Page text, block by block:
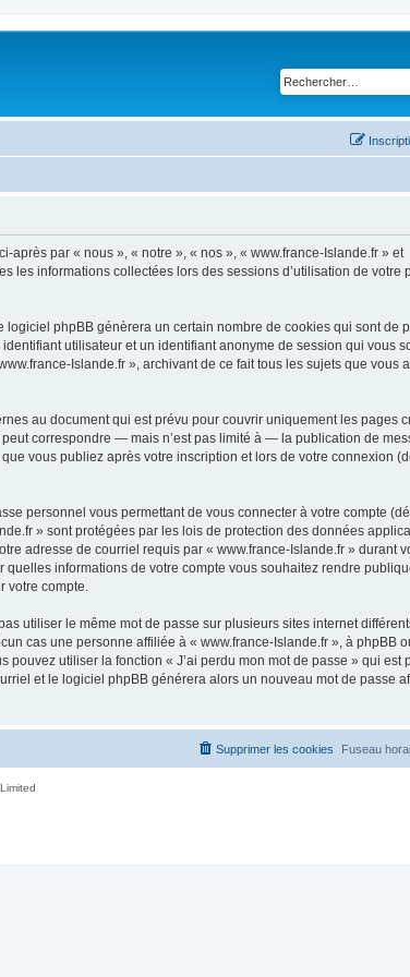
par « nous », « notre », « nos », « www.france-Islande.fr » et
les informations collectées lors des sessions d’utilisation de votre
phpBB génèrera un certain nombre de cookies qui sont de
utilisateur et un identifiant anonyme de session qui vous
Islande.fr », archivant de ce fait tous les sujets que vous
au document qui est prévu pour couvrir uniquement les pages
correspondre — mais n’est pas limité à — la publication de
vous publiez après votre inscription et lors de votre connexion
personnel vous permettant de vous connecter à votre compte
» sont protégées par les lois de protection des données
adresse de courriel requis par « www.france-Islande.fr » durant
informations de votre compte vous souhaitez rendre
compte.
utiliser le même mot de passe sur plusieurs sites internet
cas une personne affiliée à « www.france-Islande.fr », à phpBB
utiliser la fonction « J’ai perdu mon mot de passe » qui est
et le logiciel phpBB générera alors un nouveau mot de passe
Fuseau
Supprimer les cookies